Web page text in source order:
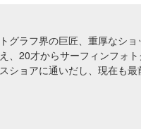
グラフ界の巨匠、重厚なシ
、20才からサーフィンフォ
ショアに通いだし、現在も最